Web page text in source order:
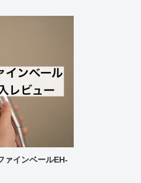
ァインベールEH-